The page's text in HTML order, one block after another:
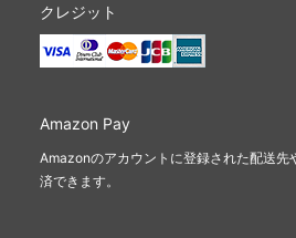
クレジット
Amazon Pay
Amazonのアカウントに登録された配送先
済できます。